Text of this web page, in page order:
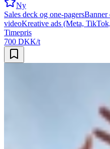
Ny
Sales deck og one-pagersBanner
videoKreative ads (Meta,
Timepris
700 DKK/t